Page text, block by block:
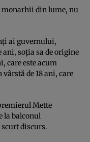
monarhii din lume, nu
ai guvernului,
ani, soția sa de origine
care este acum
de 18 ani, care
Mette
la balconul
discurs.